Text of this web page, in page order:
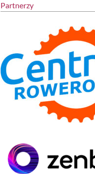
Partnerzy